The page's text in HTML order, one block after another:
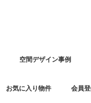
空間デザイン事例
お気に入り物件 会員